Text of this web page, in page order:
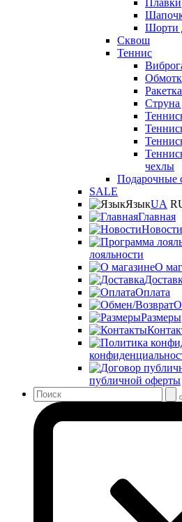
Плавки
Шорти
Сквош
Теннис
Струна
чехлы
Подарочные
SALE
ЯзыкUA
Главная
Новости
лояльности
О
Оплата
Размеры
публичной оферты